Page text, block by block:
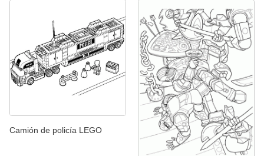
Camión de policía LEGO